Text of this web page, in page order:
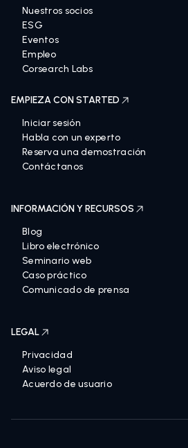
Nuestros socios
ESG
Eventos
Empleo
Corsearch Labs
EMPIEZA CON STARTED
Iniciar sesión
Habla con un experto
Reserva una demostración
Contáctanos
INFORMACIÓN Y RECURSOS
Blog
Libro electrónico
Seminario web
Caso práctico
Comunicado de prensa
LEGAL
Privacidad
Aviso legal
Acuerdo de usuario